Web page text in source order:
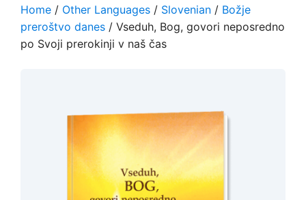
Home / Other Languages / Slovenian / Božje
preroštvo danes / Vseduh, Bog, govori neposredno
po Svoji prerokinji v naš čas